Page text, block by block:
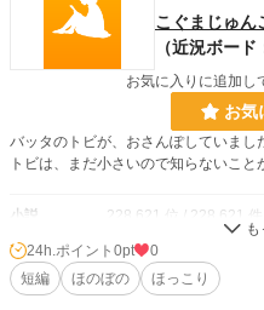
こぐまじゅん
（近況ボード
お気に入りに追加し
お気
バッタのトビが、おさんぽしていまし
トビは、まだ小さいので知らないこと
小説 228,621 位 / 228,621 件
児童書・童話 4,653 位 / 4,653 件
お気に入り 1
24h.ポイント 0pt
0
短編
ほのぼの ほっこり